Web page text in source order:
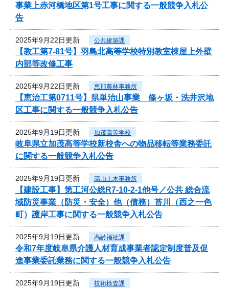
事業上赤河橋地区第1号工事に関する一般競争入札公
告
2025年9月22日更新 公共建築課
【教工第7-81号】羽島北高等学校特別教室棟屋上外壁
内部等改修工事
2025年9月22日更新 恵那農林事務所
【恵治工第0711号】県単治山事業 條ヶ坂・洗井沢地
区工事に関する一般競争入札公告
2025年9月19日更新 加茂高等学校
岐阜県立加茂高等学校新校舎への物品移転等業務委託
に関する一般競争入札公告
2025年9月19日更新 高山土木事務所
【建設工事】第工河公総R7-10-2-1他号／公共 総合流
域防災事業（防災・安全）他（債務）苔川（西之一色
町）護岸工事に関する一般競争入札公告
2025年9月19日更新 高齢福祉課
令和7年度岐阜県介護人材育成事業者認定制度普及促
進事業委託業務に関する一般競争入札公告
2025年9月19日更新 技術検査課